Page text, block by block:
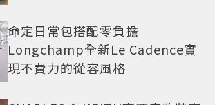
命定日常包搭配零負擔
Longchamp全新Le Cadence實
現不費力的從容風格